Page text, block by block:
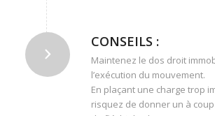
CONSEILS :
Maintenez le dos droit
l’exécution du mouvement.
En plaçant une charge trop
risquez de donner un à